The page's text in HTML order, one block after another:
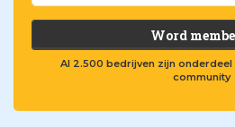
Word
Al 2.500 bedrijven zijn
community